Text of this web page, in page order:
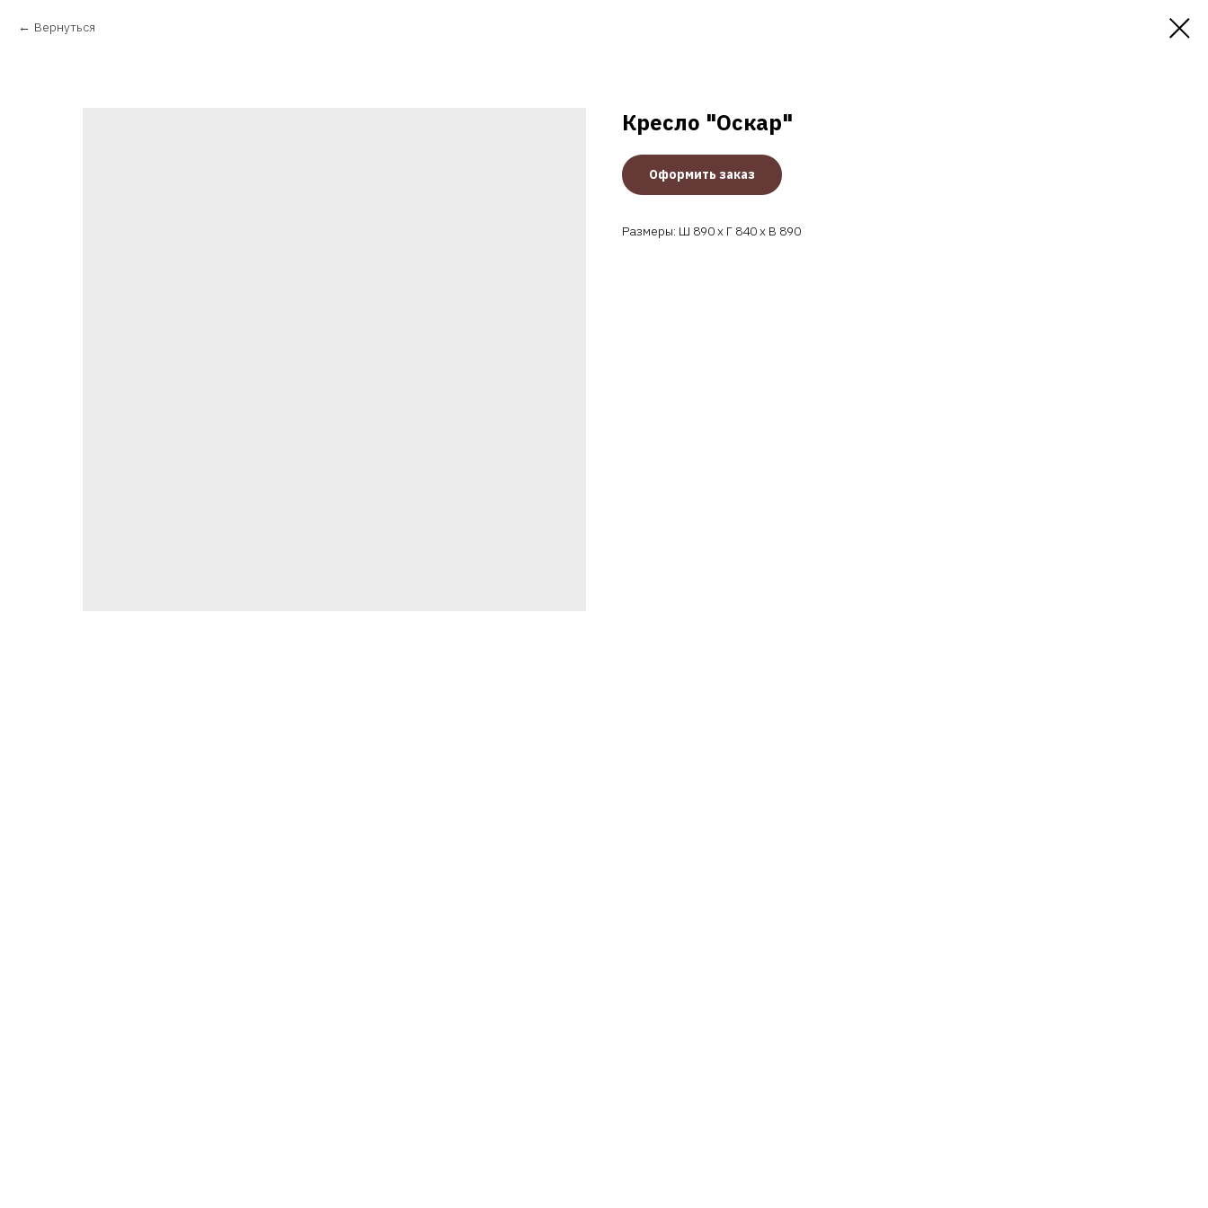
Вернуться
Кресло "Оскар"
Оформить заказ
Размеры: Ш 890 x Г 840 x В 890